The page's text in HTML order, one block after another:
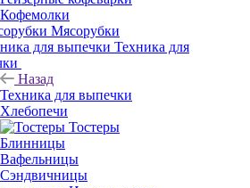
Кофемолки
Мясорубки
Техника для
Назад
Техника для выпечки
Хлебопечи
Тостеры
Блинницы
Вафельницы
Сэндвичницы